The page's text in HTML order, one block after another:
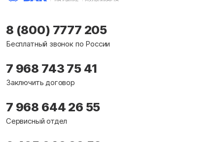
8 (800) 7777 205
Бесплатный звонок по России
7 968 743 75 41
Заключить договор
7 968 644 26 55
Сервисный отдел